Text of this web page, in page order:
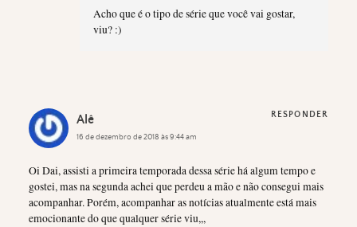
Acho que é o tipo de série que você vai gostar,
viu? :)
Alê
16 de dezembro de 2018 às 9:44 am
Oi Dai, assisti a primeira temporada dessa série há algum tempo e
gostei, mas na segunda achei que perdeu a mão e não consegui mais
acompanhar. Porém, acompanhar as notícias atualmente está mais
emocionante do que qualquer série viu,,,
RESPONDER